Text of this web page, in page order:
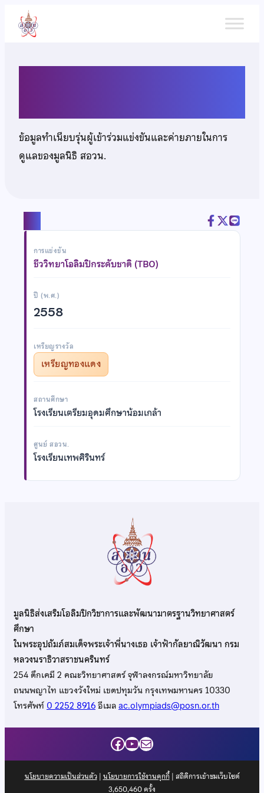
เนื้อหา
ข้อมูลทำเนียบรุ่นผู้เข้าร่วมแข่งขันและค่ายภายในการ
ดูแลของมูลนิธิ สอวน.
การแข่งขัน
ชีววิทยาโอลิมปิกระดับชาติ (TBO)
ปี (พ.ศ.)
2558
เหรียญรางวัล
เหรียญทองแดง
สถานศึกษา
โรงเรียนเตรียมอุดมศึกษาน้อมเกล้า
ศูนย์ สอวน.
โรงเรียนเทพศิรินทร์
มูลนิธิส่งเสริมโอลิมปิกวิชาการและพัฒนามาตรฐานวิทยาศาสตร์
ศึกษา
ในพระอุปถัมภ์สมเด็จพระเจ้าพี่นางเธอ เจ้าฟ้ากัลยาณิวัฒนา กรม
หลวงนราธิวาสราชนครินทร์
254 ตึกเคมี 2 คณะวิทยาศาสตร์ จุฬาลงกรณ์มหาวิทยาลัย
ถนนพญาไท แขวงวังใหม่ เขตปทุมวัน กรุงเทพมหานคร 10330
โทรศัพท์0 2252 8916อีเมลac.olympiads@posn.or.th
Facebook
YouTube
Mail
นโยบายความเป็นส่วนตัว| นโยบายการใช้งานคุกกี้| สถิติการเข้าชมเว็บไซต์
3,650,460ครั้ง